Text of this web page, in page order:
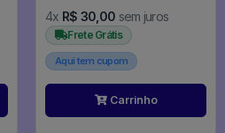
4x R$ 30,00 sem juros
Frete Grátis
Aqui tem cupom
Carrinho